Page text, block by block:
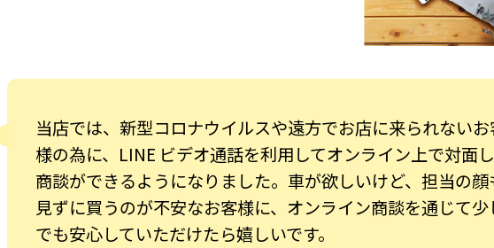
当店では、新型コロナウイルスや遠方でお店に来られない
様の為に、LINE ビデオ通話を利用してオンライン上で対面
商談ができるようになりました。車が欲しいけど、担当の顔
見ずに買うのが不安なお客様に、オンライン商談を通じて少
でも安心していただけたら嬉しいです。